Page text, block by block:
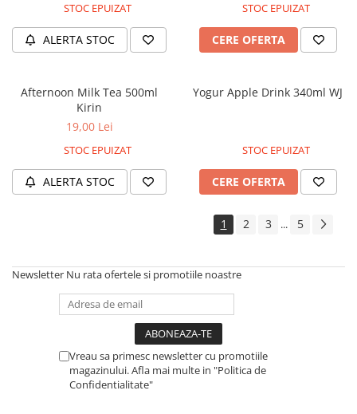
STOC EPUIZAT
ALERTA STOC
STOC EPUIZAT
CERE OFERTA
Afternoon Milk Tea 500ml
Kirin
19,00 Lei
STOC EPUIZAT
ALERTA STOC
Yogur Apple Drink 340ml WJ
STOC EPUIZAT
CERE OFERTA
1 2 3 ... 5
Newsletter Nu rata ofertele si promotiile noastre
Vreau sa primesc newsletter cu promotiile
magazinului. Afla mai multe in "Politica de
Confidentialitate"